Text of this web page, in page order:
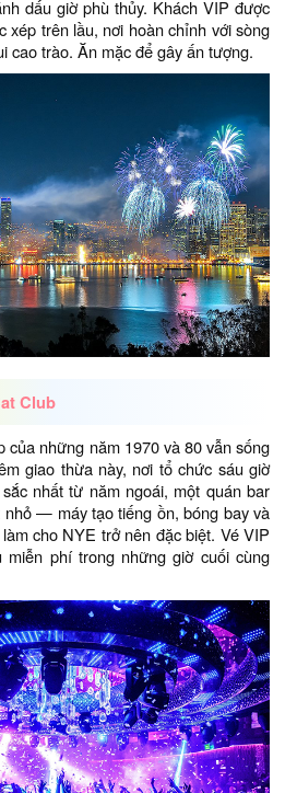
dấu giờ phù thủy. Khách VIP được
xép trên lầu, nơi hoàn chỉnh với sòng
cao trào. Ăn mặc để gây ấn tượng.
Club
của những năm 1970 và 80 vẫn sống
giao thừa này, nơi tổ chức sáu giờ
nhất từ ​​năm ngoái, một quán bar
nhỏ — máy tạo tiếng ồn, bóng bay và
cho NYE trở nên đặc biệt. Vé VIP
phí trong những giờ cuối cùng